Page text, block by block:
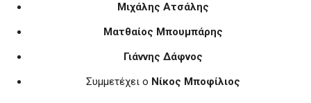
Μιχάλης Ατσάλης
Ματθαίος Μπουμπάρης
Γιάννης Δάφνος
Συμμετέχει ο Νίκος Μποφίλιος